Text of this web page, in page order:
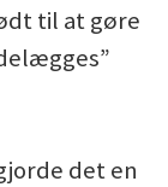
til at gøre
det en